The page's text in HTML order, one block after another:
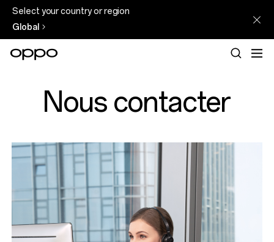
Select your country or region
Global
Nous contacter